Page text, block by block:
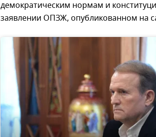
демократическим нормам и
заявлении ОПЗЖ, опубликованном на